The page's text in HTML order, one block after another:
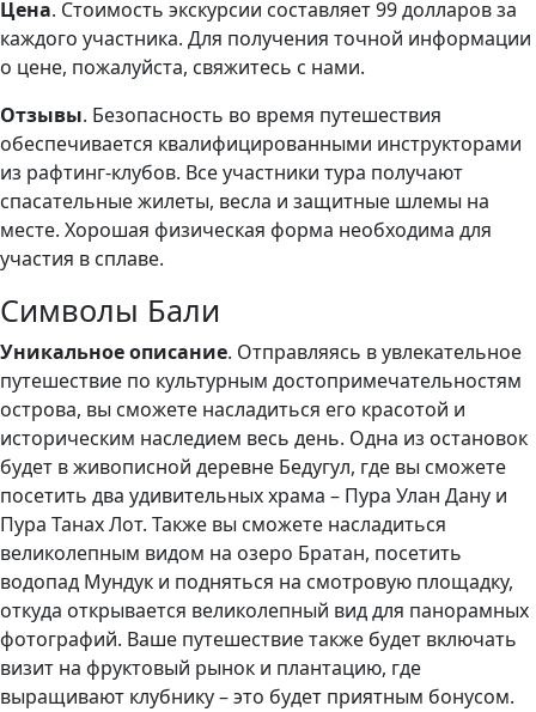
Цена. Стоимость экскурсии составляет 99 долларов за
каждого участника. Для получения точной информации
о цене, пожалуйста, свяжитесь с нами.
Отзывы. Безопасность во время путешествия
обеспечивается квалифицированными инструкторами
из рафтинг-клубов. Все участники тура получают
спасательные жилеты, весла и защитные шлемы на
месте. Хорошая физическая форма необходима для
участия в сплаве.
Символы Бали
Уникальное описание. Отправляясь в увлекательное
путешествие по культурным достопримечательностям
острова, вы сможете насладиться его красотой и
историческим наследием весь день. Одна из остановок
будет в живописной деревне Бедугул, где вы сможете
посетить два удивительных храма – Пура Улан Дану и
Пура Танах Лот. Также вы сможете насладиться
великолепным видом на озеро Братан, посетить
водопад Мундук и подняться на смотровую площадку,
откуда открывается великолепный вид для панорамных
фотографий. Ваше путешествие также будет включать
визит на фруктовый рынок и плантацию, где
выращивают клубнику – это будет приятным бонусом.